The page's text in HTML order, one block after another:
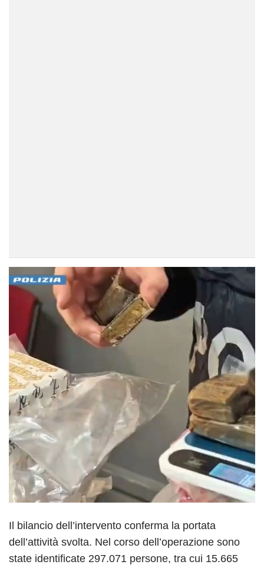
Il bilancio dell’intervento conferma la portata
dell’attività svolta. Nel corso dell’operazione sono
state identificate 297.071 persone, tra cui 15.665